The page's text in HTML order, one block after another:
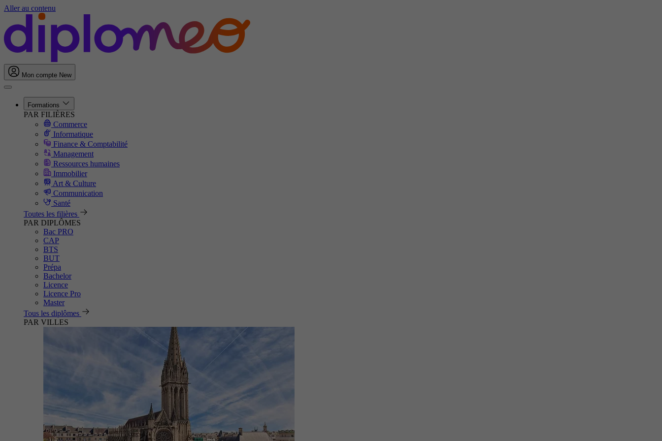
Aller au contenu
Mon compte New
Formations
PAR FILIÈRES
Commerce
Informatique
Finance & Comptabilité
Management
Ressources humaines
Immobilier
Art & Culture
Communication
Santé
Toutes les filières
PAR DIPLÔMES
Bac PRO
CAP
BTS
BUT
Prépa
Bachelor
Licence
Licence Pro
Master
Tous les diplômes
PAR VILLES